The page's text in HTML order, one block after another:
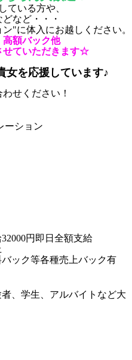
ている方や、
など・・・
"に体入にお越しください。
高額バック他
せていただきます☆
女を応援しています♪
せください！
ーション
円即日全額支給
ック等各種売上バック有
、学生、アルバイトなど大